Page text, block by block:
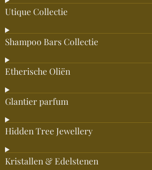
Utique Collectie
Shampoo Bars Collectie
Etherische Oliën
Glantier parfum
Hidden Tree Jewellery
Kristallen & Edelstenen